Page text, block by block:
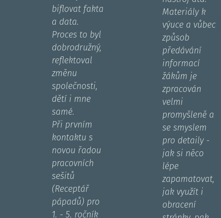
biflovat fakta
a data.
Proces to byl
dobrodružný,
reflektoval
změnu
společnosti,
dětí i mne
samé.
Při prvním
kontaktu s
novou řadou
pracovních
sešitů
(Receptář
pápadů) pro
1. - 5. ročník
Materiály k
výuce a vůbec
způsob
předávání
informací
žákům je
zpracován
velmi
promyšleně a
se smyslem
pro detaily -
jak si něco
lépe
zapamatovat,
jak využít i
obracení